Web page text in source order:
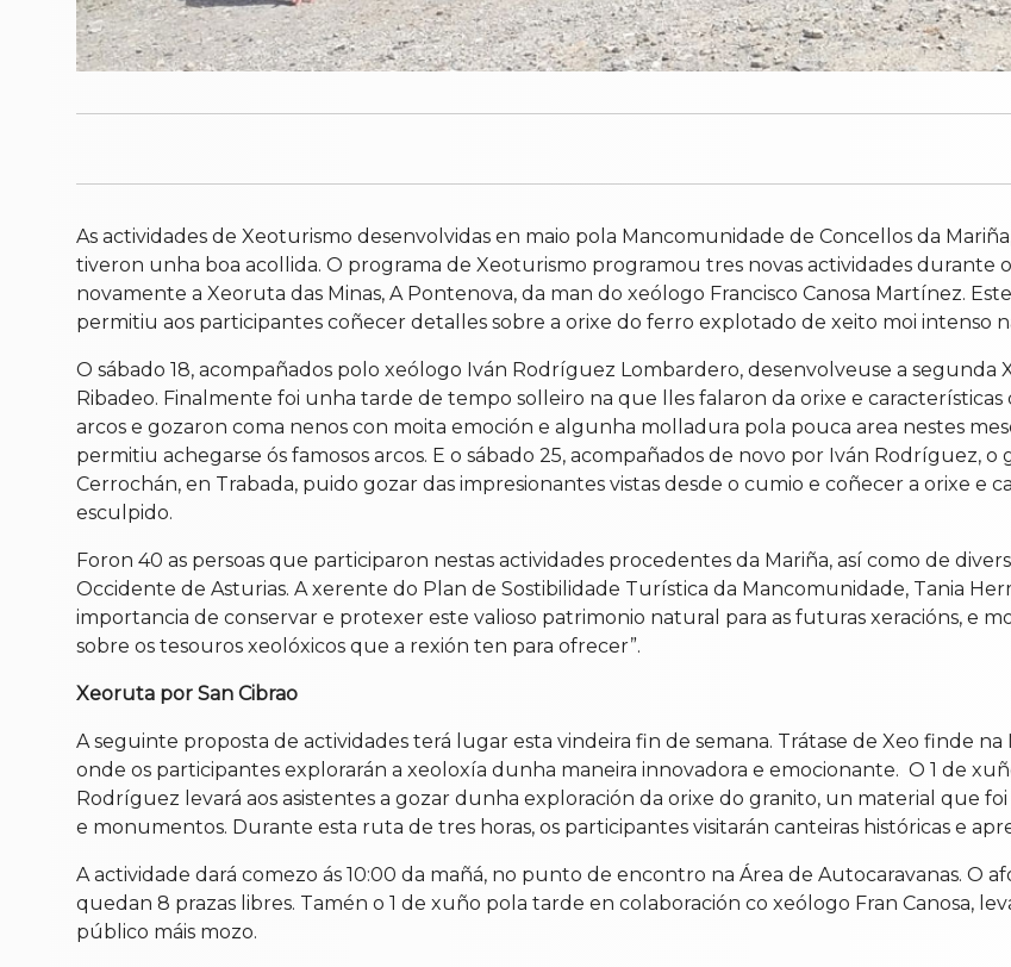
As actividades de Xeoturismo desenvolvidas en maio pola Mancomunidade de Concellos da
tiveron unha boa acollida. O programa de Xeoturismo programou tres novas actividades durante
novamente a Xeoruta das Minas, A Pontenova, da man do xeólogo Francisco Canosa Martínez.
permitiu aos participantes coñecer detalles sobre a orixe do ferro explotado de xeito moi intenso
O sábado 18, acompañados polo xeólogo Iván Rodríguez Lombardero, desenvolveuse a segunda
Ribadeo. Finalmente foi unha tarde de tempo solleiro na que lles falaron da orixe e características
arcos e gozaron coma nenos con moita emoción e algunha molladura pola pouca area nestes
permitiu achegarse ós famosos arcos. E o sábado 25, acompañados de novo por Iván Rodríguez,
Cerrochán, en Trabada, puido gozar das impresionantes vistas desde o cumio e coñecer a orixe e
esculpido.
Foron 40 as persoas que participaron nestas actividades procedentes da Mariña, así como de
Occidente de Asturias. A xerente do Plan de Sostibilidade Turística da Mancomunidade, Tania
importancia de conservar e protexer este valioso patrimonio natural para as futuras xeracións, e
sobre os tesouros xeolóxicos que a rexión ten para ofrecer”.
Xeoruta por San Cibrao
A seguinte proposta de actividades terá lugar esta vindeira fin de semana. Trátase de Xeo finde
onde os participantes explorarán a xeoloxía dunha maneira innovadora e emocionante. O 1 de
Rodríguez levará aos asistentes a gozar dunha exploración da orixe do granito, un material que
e monumentos. Durante esta ruta de tres horas, os participantes visitarán canteiras históricas e
A actividade dará comezo ás 10:00 da mañá, no punto de encontro na Área de Autocaravanas. O
quedan 8 prazas libres. Tamén o 1 de xuño pola tarde en colaboración co xeólogo Fran Canosa,
público máis mozo.